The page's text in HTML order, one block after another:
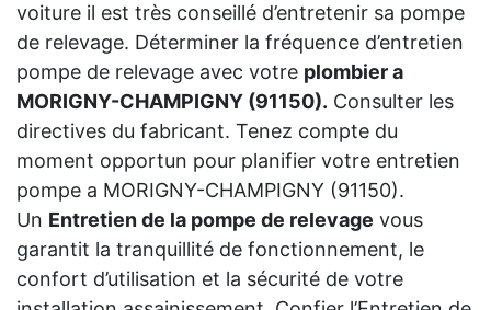
voiture il est très conseillé d’entretenir sa pompe
de relevage. Déterminer la fréquence d’entretien
pompe de relevage avec votre plombier a
MORIGNY-CHAMPIGNY (91150). Consulter les
directives du fabricant. Tenez compte du
moment opportun pour planifier votre entretien
pompe a MORIGNY-CHAMPIGNY (91150).
Un Entretien de la pompe de relevage vous
garantit la tranquillité de fonctionnement, le
confort d’utilisation et la sécurité de votre